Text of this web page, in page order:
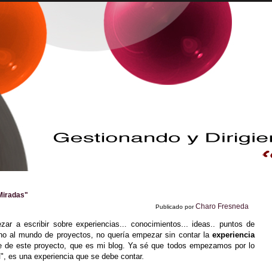
Publicado porCharo Fresneda
a escribir sobre experiencias... conocimientos... ideas.. puntos de
al mundo de proyectos, no quería empezar sin contar laexperiencia
de este proyecto, que es mi blog. Ya sé que todos empezamos por lo
es una experiencia que se debe contar.